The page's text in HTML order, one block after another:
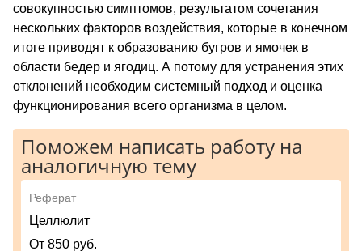
совокупностью симптомов, результатом сочетания
нескольких факторов воздействия, которые в конечном
итоге приводят к образованию бугров и ямочек в
области бедер и ягодиц. А потому для устранения этих
отклонений необходим системный подход и оценка
функционирования всего организма в целом.
Поможем написать работу на
аналогичную тему
Реферат
Целлюлит
От 850 руб.